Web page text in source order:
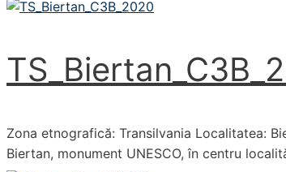
Zona etnografică: Transilvania Localitatea:
Biertan, monument UNESCO, în centru